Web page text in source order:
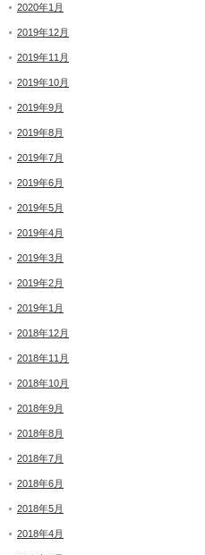
2020年1月
2019年12月
2019年11月
2019年10月
2019年9月
2019年8月
2019年7月
2019年6月
2019年5月
2019年4月
2019年3月
2019年2月
2019年1月
2018年12月
2018年11月
2018年10月
2018年9月
2018年8月
2018年7月
2018年6月
2018年5月
2018年4月